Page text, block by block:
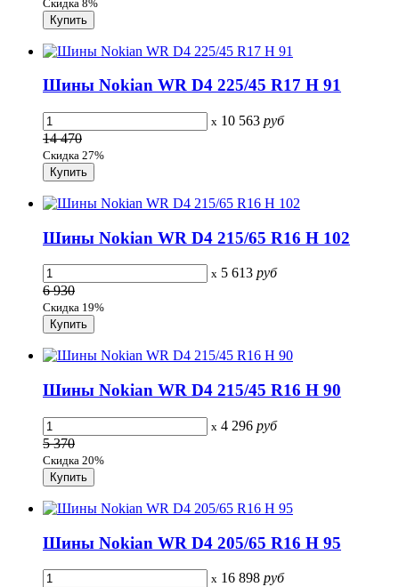
Скидка 8%
Шины Nokian WR D4 225/45 R17 H 91
x 10 563 руб
14 470
Скидка 27%
Шины Nokian WR D4 215/65 R16 H 102
x 5 613 руб
6 930
Скидка 19%
Шины Nokian WR D4 215/45 R16 H 90
x 4 296 руб
5 370
Скидка 20%
Шины Nokian WR D4 205/65 R16 H 95
x 16 898 руб